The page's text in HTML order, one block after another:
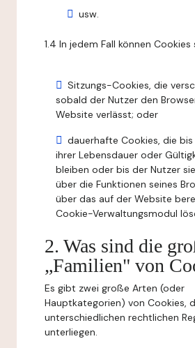
usw.
1.4 In jedem Fall können Cookies
Sitzungs-Cookies, die
sobald der Nutzer den
Website verlässt; oder
dauerhafte Cookies, die
ihrer Lebensdauer oder
bleiben oder bis der Nutzer
über die Funktionen seines
über das auf der Website
Cookie-Verwaltungsmodul
2. Was sind die
„Familien" von
Es gibt zwei große Arten (oder
Hauptkategorien) von Cookies,
unterschiedlichen rechtlichen
unterliegen.